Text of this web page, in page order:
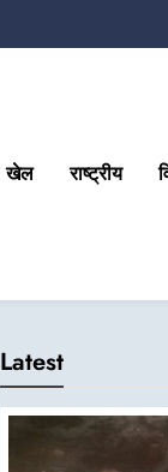
खेल राष्ट्रीय
Latest